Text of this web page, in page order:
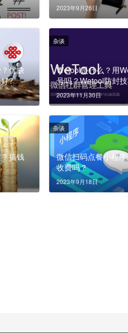
2023年9月26日
优缺
?
Wetool是什么？用
号吗？Wetool防封
些？
2023年11月30日
杂谈
搞钱
微信扫码点餐小程
收费吗？
2023年9月18日
杂谈